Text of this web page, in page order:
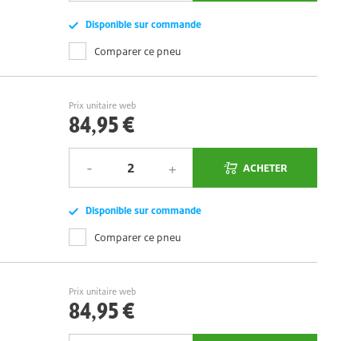
Disponible sur commande
Comparer ce pneu
Prix unitaire web
84,95 €
ACHETER
Disponible sur commande
Comparer ce pneu
Prix unitaire web
84,95 €